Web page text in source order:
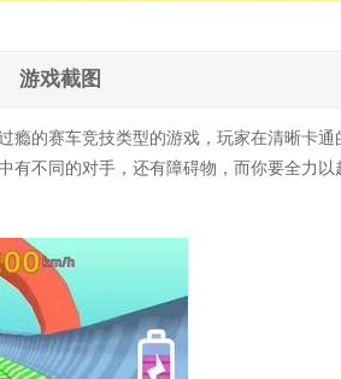
游戏截图
瘾的赛车竞技类型的游戏，玩家在清晰卡
有不同的对手，还有障碍物，而你要全力